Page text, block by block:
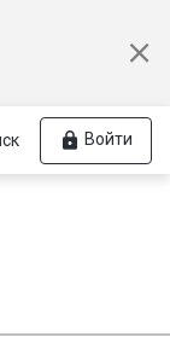
Войти